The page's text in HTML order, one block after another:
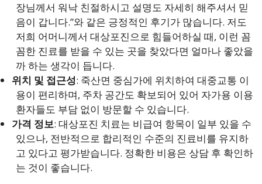
장님께서 워낙 친절하시고 설명도 자세히 해주셔서 믿
음이 갑니다.”와 같은 긍정적인 후기가 많습니다. 저도
저희 어머니께서 대상포진으로 힘들어하실 때, 이런 꼼
꼼한 진료를 받을 수 있는 곳을 찾았다면 얼마나 좋았을
까 하는 생각이 듭니다.
위치 및 접근성: 죽산면 중심가에 위치하여 대중교통 이
용이 편리하며, 주차 공간도 확보되어 있어 자가용 이용
환자들도 부담 없이 방문할 수 있습니다.
가격 정보: 대상포진 치료는 비급여 항목이 일부 있을 수
있으나, 전반적으로 합리적인 수준의 진료비를 유지하
고 있다고 평가받습니다. 정확한 비용은 상담 후 확인하
는 것이 좋습니다.